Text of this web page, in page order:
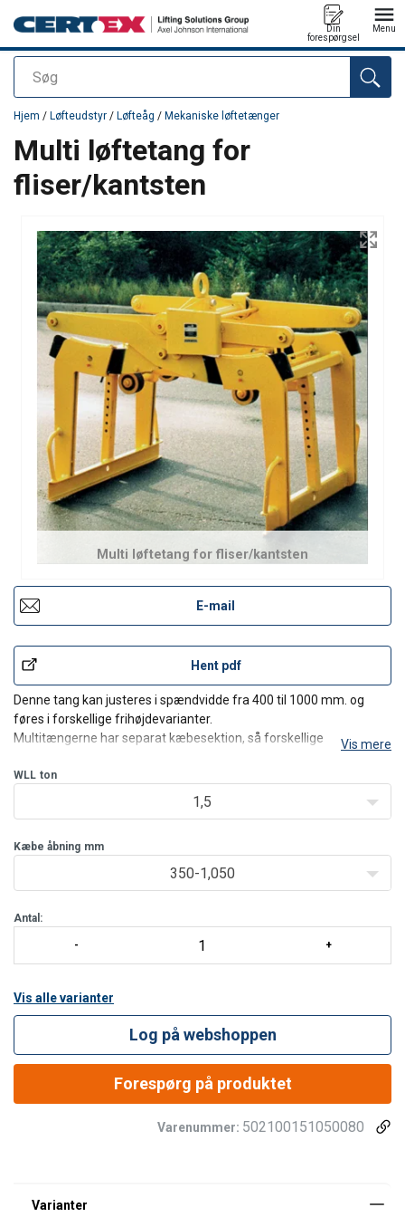
Søg
Din
forespørgsel
Menu
Produktet blev tilføjet til din forespørgsel
Hjem / Løfteudstyr / Løfteåg / Mekaniske løftetænger
Multi løftetang for
fliser/kantsten
Multi løftetang for fliser/kantsten
E-mail
Hent pdf
Denne tang kan justeres i spændvidde fra 400 til 1000 mm. og
føres i forskellige frihøjdevarianter.
Multitængerne har separat kæbesektion, så forskellige
Vis mere
WLL ton
1,5
Kæbe åbning mm
350-1,050
Antal:
Vis alle varianter
Log på webshoppen
Forespørg på produktet
Varenummer: 502100151050080